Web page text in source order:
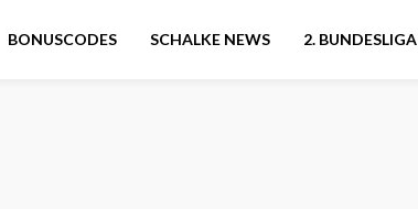
BONUSCODES SCHALKE NEWS 2. BUNDESLIGA